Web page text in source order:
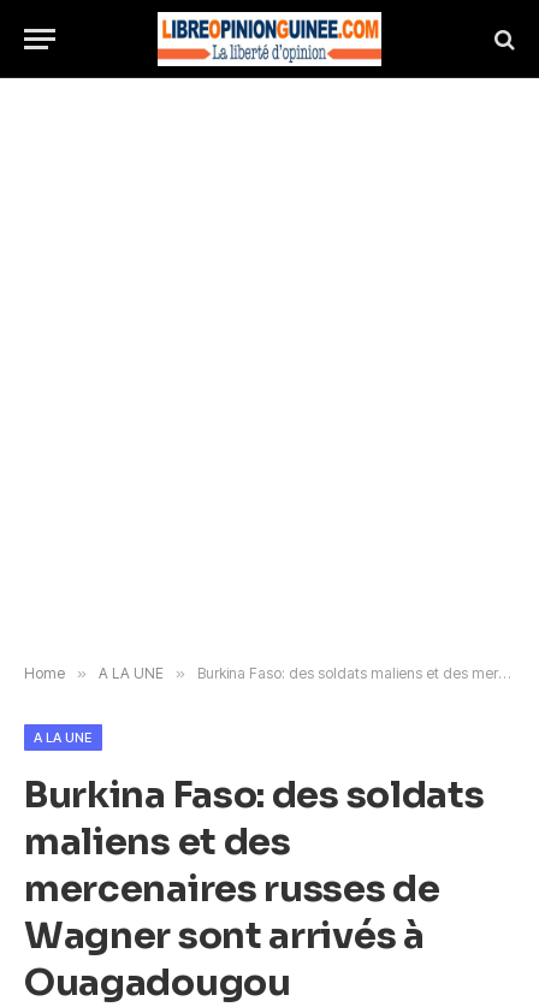
Home » A LA UNE » Burkina Faso: des soldats maliens et des mercenaires russes de Wagner sont arrivés à Ouagadougou
A LA UNE
Burkina Faso: des soldats
maliens et des
mercenaires russes de
Wagner sont arrivés à
Ouagadougou